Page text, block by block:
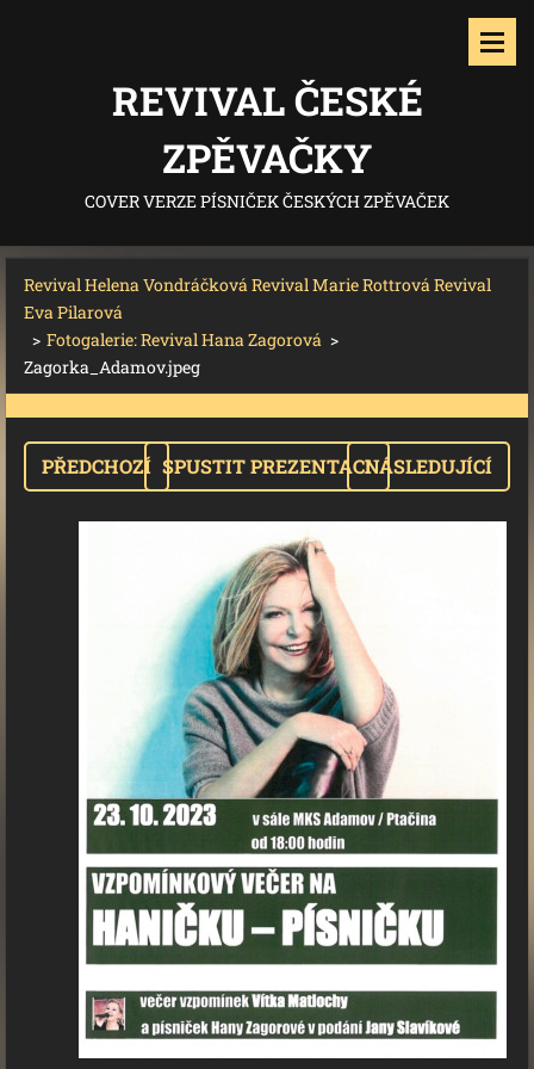
REVIVAL ČESKÉ
ZPĚVAČKY
COVER VERZE PÍSNIČEK ČESKÝCH ZPĚVAČEK
Revival Helena Vondráčková Revival Marie Rottrová Revival
Eva Pilarová
> Fotogalerie: Revival Hana Zagorová >
Zagorka_Adamov.jpeg
PŘEDCHOZÍ SPUSTIT PREZENTACINÁSLEDUJÍCÍ